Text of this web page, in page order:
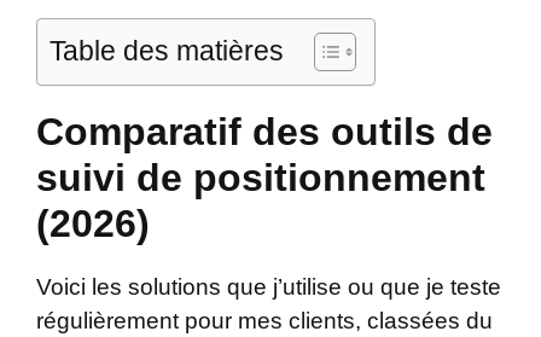
Table des matières
Comparatif des outils de
suivi de positionnement
(2026)
Voici les solutions que j’utilise ou que je teste
régulièrement pour mes clients, classées du